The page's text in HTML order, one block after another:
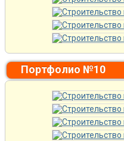
Портфолио №10